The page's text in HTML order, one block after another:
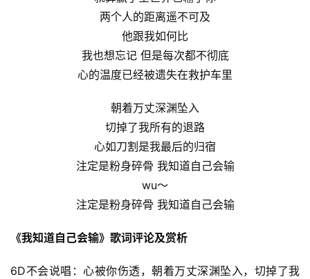
两个人的距离遥不可及
他跟我如何比
我也想忘记 但是每次都不彻底
心的温度已经被遗失在救护车里
朝着万丈深渊坠入
切掉了我所有的退路
心如刀割是我最后的归宿
注定是粉身碎骨 我知道自己会输
wu～
注定是粉身碎骨 我知道自己会输
《我知道自己会输》歌词评论及赏析
6D不会说唱：心被你伤透，朝着万丈深渊坠入，切掉了我